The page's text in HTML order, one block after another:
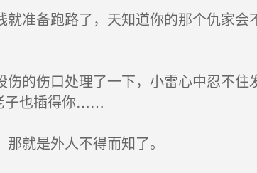
准备跑路了，天知道你的那个仇家会
的伤口处理了一下，小雷心中忍不住
子也插得你……
就是外人不得而知了。